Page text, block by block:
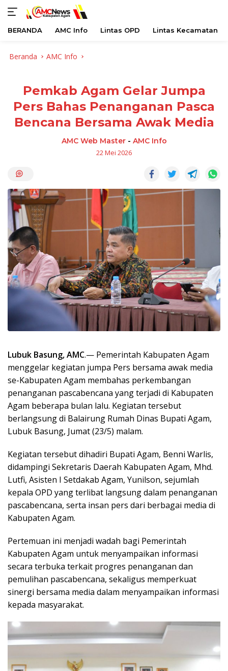
BERANDA AMC Info Lintas OPD Lintas Kecamatan
Beranda AMC Info
Pemkab Agam Gelar Jumpa
Pers Bahas Penanganan Pasca
Bencana Bersama Awak Media
AMC Web Master- AMC Info
22 Mei 2026
Lubuk Basung, AMC.— Pemerintah Kabupaten Agam
menggelar kegiatan jumpa Pers bersama awak media
se-Kabupaten Agam membahas perkembangan
penanganan pascabencana yang terjadi di Kabupaten
Agam beberapa bulan lalu. Kegiatan tersebut
berlangsung di Balairung Rumah Dinas Bupati Agam,
Lubuk Basung, Jumat (23/5) malam.
Kegiatan tersebut dihadiri Bupati Agam, Benni Warlis,
didampingi Sekretaris Daerah Kabupaten Agam, Mhd.
Lutfi, Asisten I Setdakab Agam, Yunilson, sejumlah
kepala OPD yang terlibat langsung dalam penanganan
pascabencana, serta insan pers dari berbagai media di
Kabupaten Agam.
Pertemuan ini menjadi wadah bagi Pemerintah
Kabupaten Agam untuk menyampaikan informasi
secara terbuka terkait progres penanganan dan
pemulihan pascabencana, sekaligus memperkuat
sinergi bersama media dalam menyampaikan informasi
kepada masyarakat.